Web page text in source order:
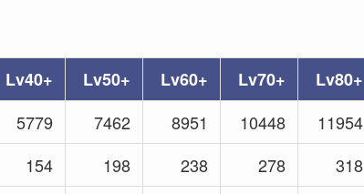
Lv40+ Lv50+ Lv60+ Lv70+ Lv80+
5779 7462 8951 10448 11954
154 198 238 278 318